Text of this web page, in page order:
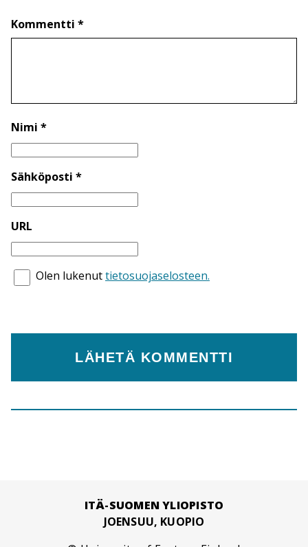
Kommentti *
Nimi *
Sähköposti *
URL
Olen lukenuttietosuojaselosteen.
ITÄ-SUOMEN YLIOPISTO
JOENSUU, KUOPIO